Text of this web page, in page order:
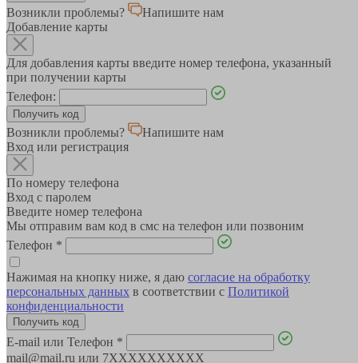
Возникли проблемы?
Напишите нам
Добавление карты
Для добавления карты введите номер телефона, указанный
при получении карты
Телефон:
Возникли проблемы?
Напишите нам
Вход или регистрация
По номеру телефона
Вход с паролем
Введите номер телефона
Мы отправим вам код в смс на телефон или позвоним
Телефон *
Нажимая на кнопку ниже, я даю согласие на обработку
персональных данных в соответствии с Политикой
конфиденциальности
E-mail или Телефон *
mail@mail.ru или 7XXXXXXXXXX